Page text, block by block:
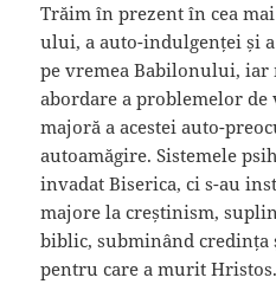
Trăim în prezent în cea
ului, a auto-indulgenței și
pe vremea Babilonului, iar
abordare a problemelor de
majoră a acestei auto-
autoamăgire. Sistemele
invadat Biserica, ci s-au
majore la creștinism,
biblic, subminând
pentru care a murit